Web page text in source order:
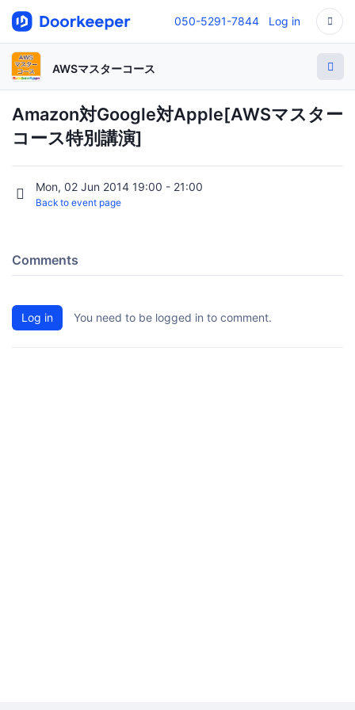
050-5291-7844 Log in
AWSマスターコース
Amazon対Google対Apple[AWSマスター
コース特別講演]
Mon, 02 Jun 2014 19:00 - 21:00
Back to event page
Comments
Log in You need to be logged in to comment.